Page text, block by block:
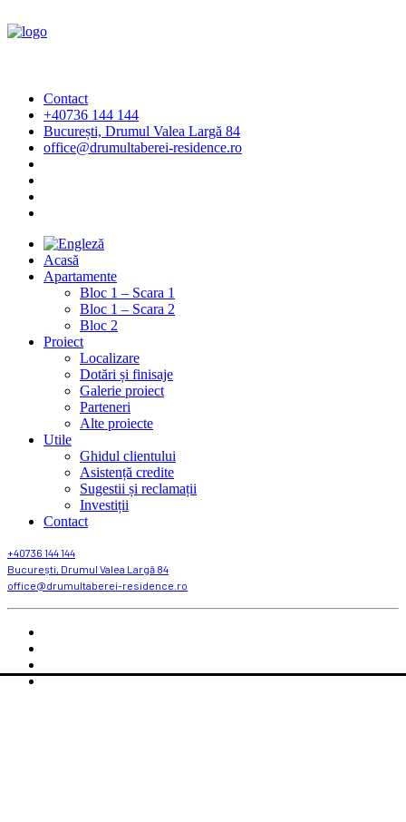
Contact
+40736 144 144
București, Drumul Valea Largă 84
office@drumultaberei-residence.ro
Acasă
Apartamente
Bloc 1 – Scara 1
Bloc 1 – Scara 2
Bloc 2
Proiect
Localizare
Dotări și finisaje
Galerie proiect
Parteneri
Alte proiecte
Utile
Ghidul clientului
Asistență credite
Sugestii și reclamații
Investiții
Contact
+40736 144 144
București, Drumul Valea Largă 84
office@drumultaberei-residence.ro